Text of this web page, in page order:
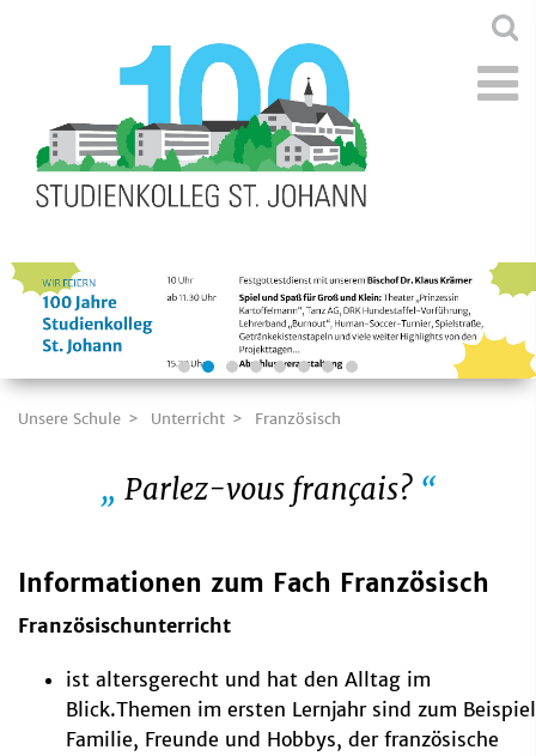
Unsere Schule Unterricht Französisch
Parlez-vous français?
Informationen zum Fach Französisch
Französischunterricht
ist altersgerecht und hat den Alltag im
Blick.Themen im ersten Lernjahr sind zum Beispiel
Familie, Freunde und Hobbys, der französische